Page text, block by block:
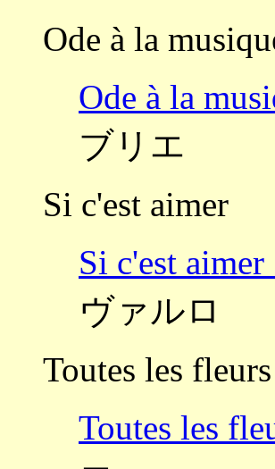
Ode à la
Ode à la
ブリエ
Si c'est aimer
Si c'est
ヴァルロ
Toutes les fleurs
Toutes les